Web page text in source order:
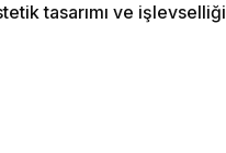
tasarımı ve işlevselliği